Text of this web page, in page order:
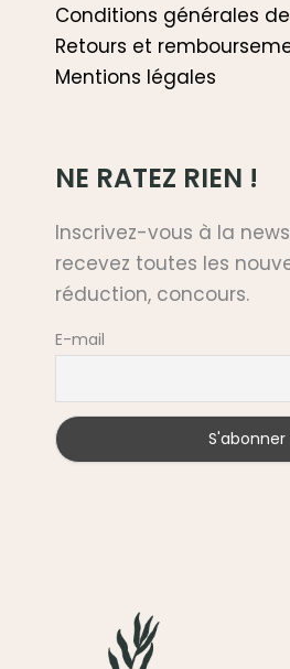
Conditions générales
Retours et
Mentions légales
NE RATEZ RIEN !
Inscrivez-vous à la
recevez toutes les
réduction, concours.
E-mail